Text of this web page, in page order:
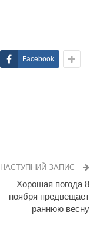
Facebook
НАСТУПНИЙ ЗАПИС
Хорошая погода 8
ноября предвещает
раннюю весну